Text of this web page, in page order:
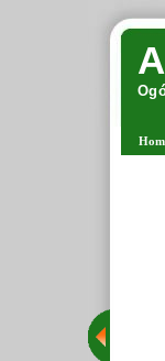
z włóczkami.
się robieniem na
Oferta obejmuje